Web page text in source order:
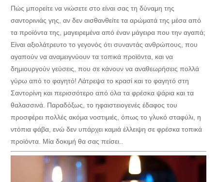
Πώς μπορείτε να νιώσετε στο είναι σας τη δύναμη της
σαντορινιάς γης, αν δεν αισθανθείτε τα αρώματά της μέσα από
τα προϊόντα της, μαγειρεμένα από έναν μάγειρα που την αγαπά;
Είναι αξιολάτρευτο το γεγονός ότι συναντάς ανθρώπους, που
αγαπούν να αναμειγνύουν τα τοπικά προϊόντα, και να
δημιουργούν γεύσεις, που σε κάνουν να αναθεωρήσεις πολλά
γύρω από το φαγητό! Λάτρεψα το κρασί και το φαγητό στη
Σαντορίνη και περισσότερο από όλα τα φρέσκα ψάρια και τα
θαλασσινά. Παραδόξως, το ηφαιστειογενές έδαφος του
προσφέρει πολλές ακόμα νοστιμιές, όπως το γλυκό σταφύλι, η
ντόπια φάβα, ενώ δεν υπάρχει καμιά έλλειψη σε φρέσκα τοπικά
προϊόντα. Μία δοκιμή θα σας πείσει..